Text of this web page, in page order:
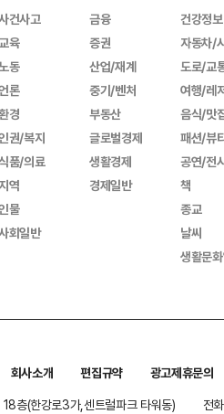
건사고
육
동
론
경
권/복지
품/의료
역
물
회일반
금융
증권
산업/재계
중기/벤처
부동산
글로벌경제
생활경제
경제일반
건강정보
자동차/
도로/교
여행/레
음식/맛
패션/뷰
공연/전
책
종교
날씨
생활문
회사소개 편집규약
광고제휴문의
층(한강로3가,센트럴파크 타워동)
전